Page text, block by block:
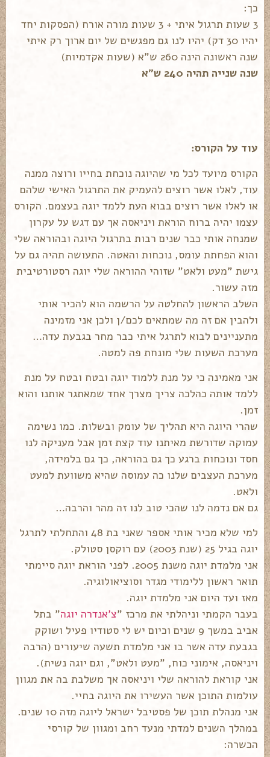
כך:
3 שעות תרגול איתי + 3 שעות מורה אורח (הפסקות יחד
יהיו 30 דק) יהיו לנו גם מפגשים של יום ארוך רק איתי
שנה ראשונה הינה 260 ש"א (שעות אקדמיות)
שנה שנייה תהיה 240 ש"א
עוד על הקורס:
הקורס מיועד לכל מי שהיוגה נוכחת בחייו ורוצה ממנה
עוד, לאלו אשר רוצים להעמיק את התרגול האישי שלהם
או לאלו אשר רוצים בבוא העת ללמד יוגה בעצמם. הקורס
עצמו יהיה ברוח הוראת ויניאסה אך עם דגש על עקרון
שמנחה אותי כבר שנים רבות בתרגול היוגה ובהוראה שלי
והוא הפחתת עומס, נוכחות והאטה. התעושה תהיה גם על
גישת "מעט ולאט" שזוהי ההוראה שלי יוגה רסטורטיבית
מזה עשור.
השלב הראשון להחלטה על הרשמה הוא להכיר אותי
ולהבין אם זה מה שמתאים לכם/ן ולכן אני מזמינה
מתעניינים לבוא לתרגל איתי כבר מחר בגבעת עדה…
מערכת השעות שלי מונחת פה למטה.
אני מאמינה כי על מנת ללמוד יוגה ובטח ובטח על מנת
ללמד אותה כהלכה צריך מצרך אחד שמאתגר אותנו והוא
זמן.
שהרי היוגה היא תהליך של עומק ובשלות. כמו נשימה
עמוקה שדורשת מאיתנו עוד קצת זמן אבל מעניקה לנו
חסד ונוכחות ברגע כך גם בהוראה, כך גם בלמידה,
מערכת העצבים שלנו כה עמוסה שהיא משוועת למעט
ולאט.
גם אם נדמה לנו שהכי טוב לנו זה מהר והרבה…
למי שלא מכיר אותי אספר שאני בת 48 והתחלתי לתרגל
יוגה בגיל 25 (שנת 2003) עם רוקסן סטולק.
אני מלמדת יוגה משנת 2005. לפני הוראת יוגה סיימתי
תואר ראשון ללימודי מגדר וסוציאולוגיה.
מאז ועד היום אני מלמדת יוגה.
בעבר הקמתי וניהלתי את מרכז "צ'אנדרה יוגה" בתל
אביב במשך 9 שנים וכיום יש לי סטודיו פעיל ושוקק
בגבעת עדה אשר בו אני מלמדת תשעה שיעורים (הרבה
ויניאסה, אימוני כוח, "מעט ולאט", וגם יוגה נשית).
אני קוראת להוראה שלי ויניאסה אך משלבת בה את מגוון
עולמות התוכן אשר העשירו את היוגה בחיי.
אני מנהלת תוכן של פסטיבל ישראל ליוגה מזה 10 שנים.
במהלך השנים למדתי מנעד רחב ומגוון של קורסי
הכשרה: